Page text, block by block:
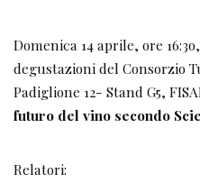
Domenica 14 aprile, ore
degustazioni del Consorzio
Padiglione 12- Stand G5,
futuro del vino secondo
Relatori: